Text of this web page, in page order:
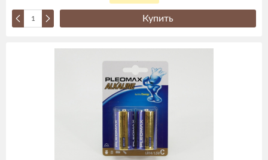
Купить